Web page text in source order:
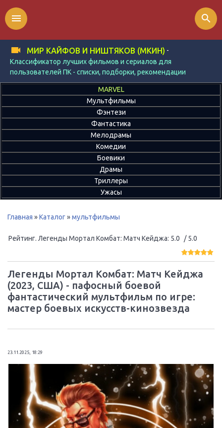
МИР КАЙФОВ И НИШТЯКОВ (МКИН) -
Классификатор лучших фильмов и сериалов для
пользователей ПК - списки, подборки, рекомендации
menu search
MARVEL
Мультфильмы
Фэнтези
Фантастика
Мелодрамы
Комедии
Боевики
Драмы
Триллеры
Ужасы
Главная »Каталог»мультфильмы
Рейтинг. Легенды Мортал Комбат: Матч Кейджа: 5.0 / 5.0
Легенды Мортал Комбат: Матч Кейджа
(2023, США) - пафосный боевой
фантастический мультфильм по игре:
мастер боевых искусств-кинозвезда
23.11.2025, 18:29